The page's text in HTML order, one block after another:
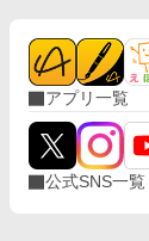
アプリ一覧
公式SNS一覧